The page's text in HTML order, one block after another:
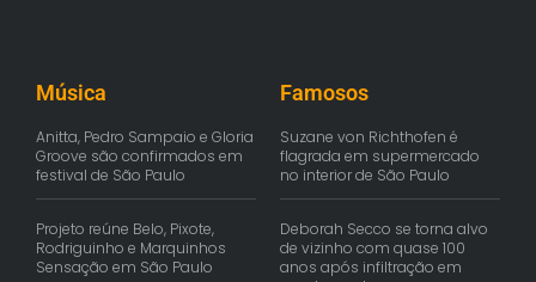
Música
Anitta, Pedro Sampaio e Gloria
Groove são confirmados em
festival de São Paulo
Projeto reúne Belo, Pixote,
Rodriguinho e Marquinhos
Sensação em São Paulo
Famosos
Suzane von Richthofen é
flagrada em supermercado
no interior de São Paulo
Deborah Secco se torna alvo
de vizinho com quase 100
anos após infiltração em